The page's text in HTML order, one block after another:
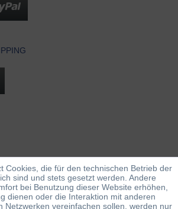
Cookies, die für den technischen Betrieb der
sind und stets gesetzt werden. Andere
bei Benutzung dieser Website erhöhen,
dienen oder die Interaktion mit anderen
Netzwerken vereinfachen sollen, werden nur